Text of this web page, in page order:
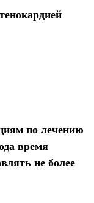
по лечению
время
не более